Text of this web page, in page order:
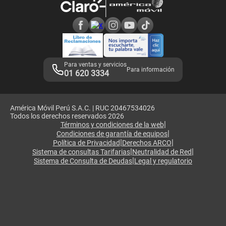
Adquirientes iPhone 6, 6S y SE
Mensaje de Seguridad
Términos y Condiciones de Tienda Claro
Libro de Reclamaciones
Legales de marketplace
Para ventas y servicios
01 620 3334 Para información
América Móvil Perú S.A.C. | RUC 20467534026
Todos los derechos reservados 2026
Términos y condiciones de la web|
Condiciones de garantía de equipos|
Política de Privacidad|Derechos ARCO|
Sistema de consultas Tarifarias|Neutralidad de Red|
Sistema de Consulta de Deudas|Legal y regulatorio